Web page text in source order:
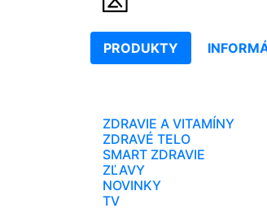
PRODUKTY
ZDRAVIE A VITAMÍNY
ZDRAVÉ TELO
SMART ZDRAVIE
ZĽAVY
NOVINKY
TV